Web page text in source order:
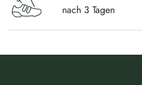
nach 3 Tagen